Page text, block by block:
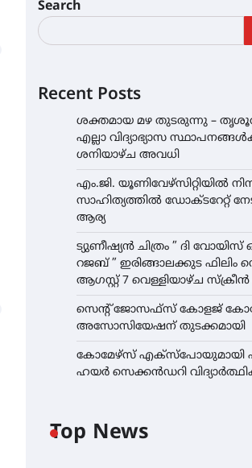
Search
Recent Posts
ശക്തമായ മഴ തുടരുന്നു – തൃശൂർ
എല്ലാ വിദ്യാഭ്യാസ
ശനിയാഴ്ച അവധി
എം.ജി. യൂണിവേഴ്‌സിറ്റിയിൽ
സാഹിത്യത്തിൽ ഡോക്ടറേറ്റ്
ആര്യ
ട്യുണീഷ്യൻ ചിത്രം ” ദി
റജബ് ” ഇരിങ്ങാലക്കുട ഫിലിം
ആഗസ്റ്റ് 7 വെള്ളിയാഴ്ച
സെന്റ് ജോസഫ്സ് കോളജ്
അസോസിയേഷന് തുടക്കമായി
കോമേഴ്സ്
ഹയർ സെക്കൻഡറി
Top News